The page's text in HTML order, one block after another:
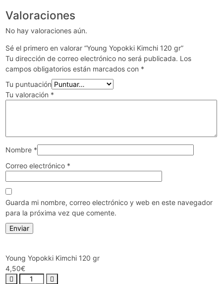
Valoraciones
No hay valoraciones aún.
Sé el primero en valorar “Young Yopokki Kimchi 120 gr”
Tu dirección de correo electrónico no será publicada. Los
campos obligatorios están marcados con *
Tu puntuación
Tu valoración *
Nombre *
Correo electrónico *
Guarda mi nombre, correo electrónico y web en este navegador
para la próxima vez que comente.
Young Yopokki Kimchi 120 gr
4,50€